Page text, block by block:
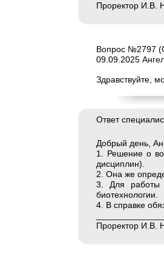
Проректор И.В.
Вопрос №2797
09.09.2025
Здравствуйте,
Ответ
Добрый день,
1. Решение о
дисциплин).
2. Она же
3. Для работы
биотехнологии.
4. В справке
Проректор И.В.